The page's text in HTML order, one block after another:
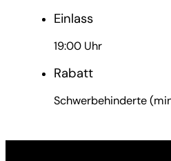
Einlass
19:00 Uhr
Rabatt
Schwerbehinderte